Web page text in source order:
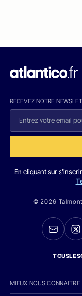
RECEVEZ NOTRE
En cliquant sur
© 2026
MIEUX NOUS CONNAITRE